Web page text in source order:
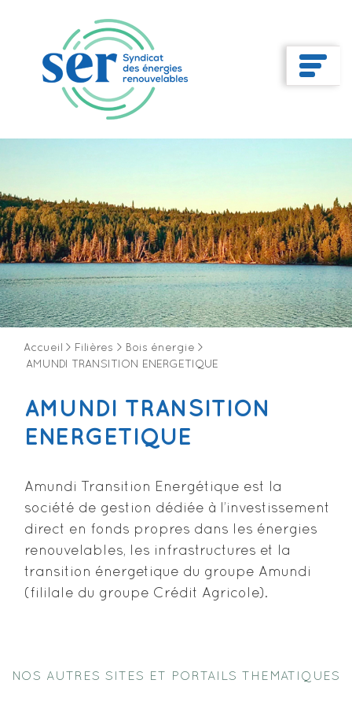
Accueil > Filières > Bois énergie >
AMUNDI TRANSITION ENERGETIQUE
AMUNDI TRANSITION
ENERGETIQUE
Amundi Transition Energétique est la
société de gestion dédiée à l’investissement
direct en fonds propres dans les énergies
renouvelables, les infrastructures et la
transition énergetique du groupe Amundi
(fililale du groupe Crédit Agricole).
NOS AUTRES SITES ET PORTAILS THEMATIQUES